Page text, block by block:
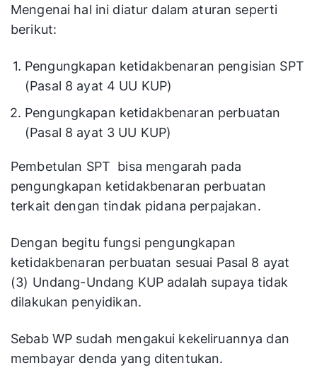
Mengenai hal ini diatur dalam aturan seperti
berikut:
Pengungkapan ketidakbenaran pengisian SPT
(Pasal 8 ayat 4 UU KUP)
Pengungkapan ketidakbenaran perbuatan
(Pasal 8 ayat 3 UU KUP)
Pembetulan SPT bisa mengarah pada
pengungkapan ketidakbenaran perbuatan
terkait dengan tindak pidana perpajakan.
Dengan begitu fungsi pengungkapan
ketidakbenaran perbuatan sesuai Pasal 8 ayat
(3) Undang-Undang KUP adalah supaya tidak
dilakukan penyidikan.
Sebab WP sudah mengakui kekeliruannya dan
membayar denda yang ditentukan.